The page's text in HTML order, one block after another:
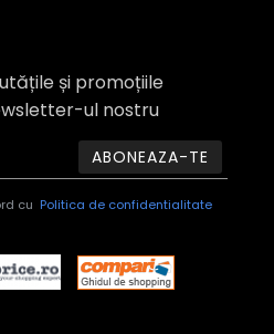
și promoțiile
ul nostru
ABONEAZA-TE
cu Politica de confidentialitate